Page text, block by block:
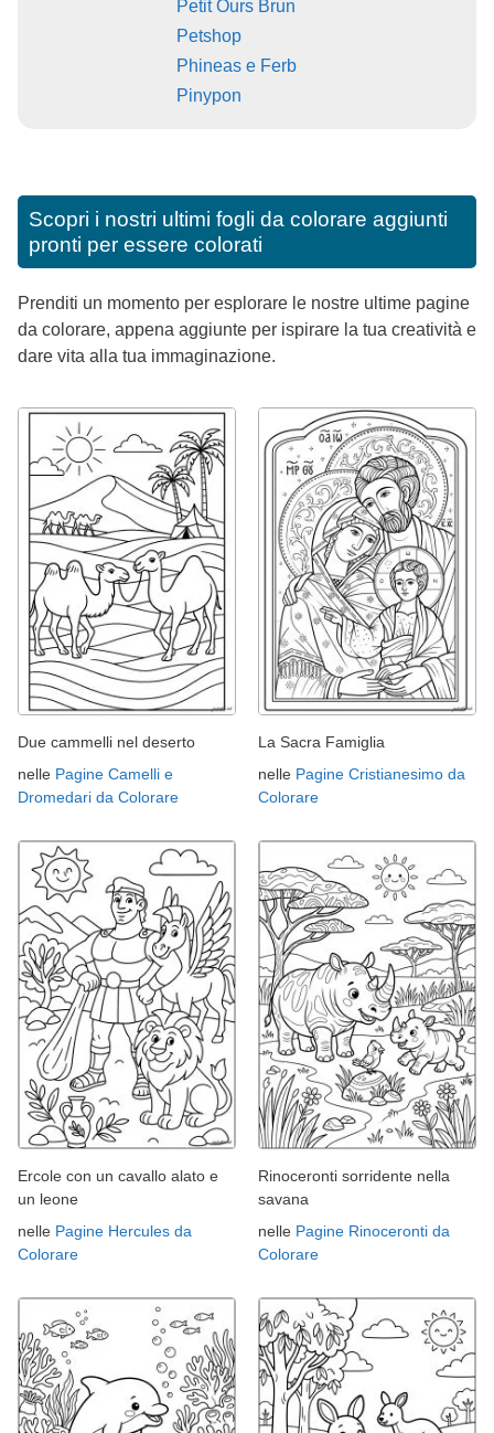
Petit Ours Brun
Petshop
Phineas e Ferb
Pinypon
Scopri i nostri ultimi fogli da colorare aggiunti
pronti per essere colorati
Prenditi un momento per esplorare le nostre ultime pagine
da colorare, appena aggiunte per ispirare la tua creatività e
dare vita alla tua immaginazione.
Due cammelli nel deserto
nelle Pagine Camelli e
Dromedari da Colorare
La Sacra Famiglia
nelle Pagine Cristianesimo da
Colorare
Ercole con un cavallo alato e
un leone
nelle Pagine Hercules da
Colorare
Rinoceronti sorridente nella
savana
nelle Pagine Rinoceronti da
Colorare